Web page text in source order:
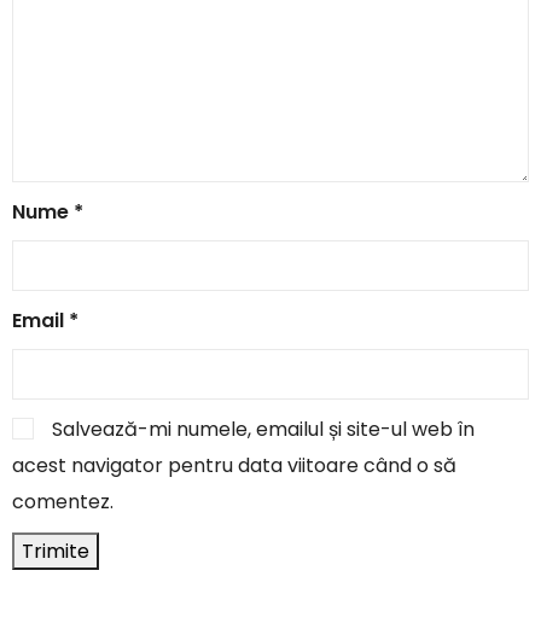
Nume *
Email *
Salvează-mi numele, emailul și site-ul web în
acest navigator pentru data viitoare când o să
comentez.